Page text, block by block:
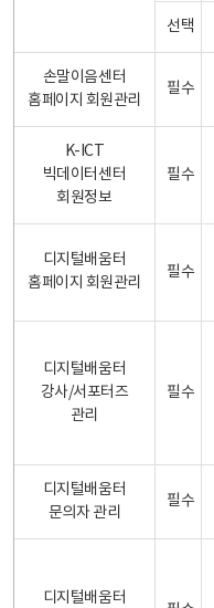
선택
손말이음센터
홈페이지 회원관리
필수
K-ICT
빅데이터센터
회원정보
필수
디지털배움터
홈페이지 회원관리
필수
디지털배움터
강사/서포터즈
관리
필수
디지털배움터
문의자 관리
필수
디지털배움터